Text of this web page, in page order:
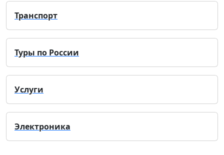
Транспорт
Туры по России
Услуги
Электроника